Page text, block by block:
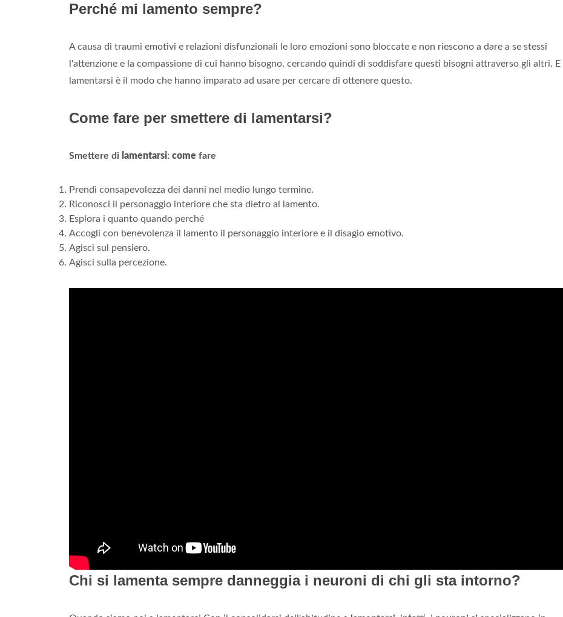
Perché mi lamento sempre?
A causa di traumi emotivi e relazioni disfunzionali le loro emozioni sono bloccate e non riescono a dare a se stessi
l'attenzione e la compassione di cui hanno bisogno, cercando quindi di soddisfare questi bisogni attraverso gli altri. E
lamentarsi è il modo che hanno imparato ad usare per cercare di ottenere questo.
Come fare per smettere di lamentarsi?
Smettere di lamentarsi: come fare
Prendi consapevolezza dei danni nel medio lungo termine.
Riconosci il personaggio interiore che sta dietro al lamento.
Esplora i quanto quando perché
Accogli con benevolenza il lamento il personaggio interiore e il disagio emotivo.
Agisci sul pensiero.
Agisci sulla percezione.
Chi si lamenta sempre danneggia i neuroni di chi gli sta intorno?